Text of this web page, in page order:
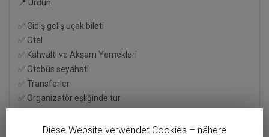
📍 Ürdün
✅ Gidiş geliş uçak bileti
✅ Otel
✅ Kahvaltı ve Akşam Yemekleri
✅ Otobüs seyahati
✅ Transferler
✅ Organizatör eşliğinde tur
+ ve daha fazlası
Diese Website verwendet Cookies – nähere